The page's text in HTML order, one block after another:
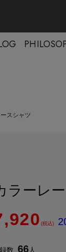
スシャツ
ラーレ
(税込)
数 66人